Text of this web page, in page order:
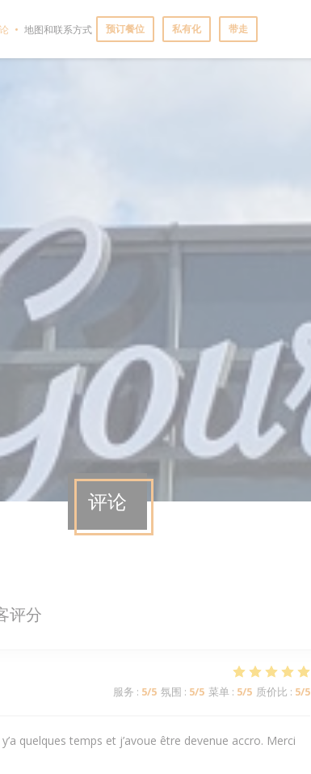
地图和联系方式 预订餐位 私有化 带走
评论
评分
服务 : 5/5 氛围 : 5/5 菜单 : 5/5 质价比 : 5/5
quelques temps et j’avoue être devenue accro. Merci